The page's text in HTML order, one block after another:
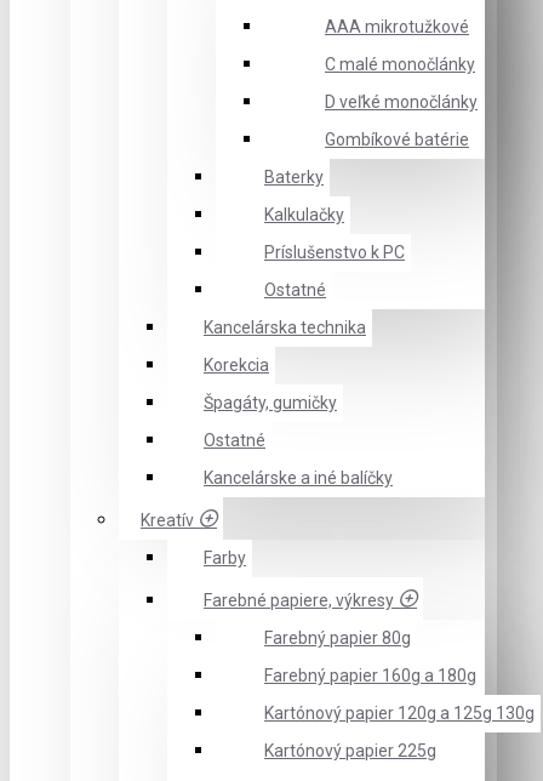
AAA mikrotužkové
C malé monočlánky
D veľké monočlánky
Gombíkové batérie
Baterky
Kalkulačky
Príslušenstvo k PC
Ostatné
Kancelárska technika
Korekcia
Špagáty, gumičky
Ostatné
Kancelárske a iné balíčky
Kreatív
Farby
Farebné papiere, výkresy
Farebný papier 80g
Farebný papier 160g a 180g
Kartónový papier 120g a 125g 130g
Kartónový papier 225g